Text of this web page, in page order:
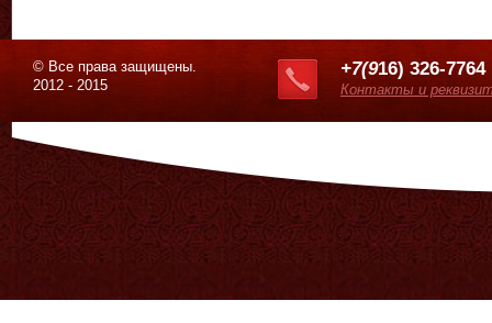
© Все права защищены.
2012 - 2015
+7(916) 326-7764
Контакты и